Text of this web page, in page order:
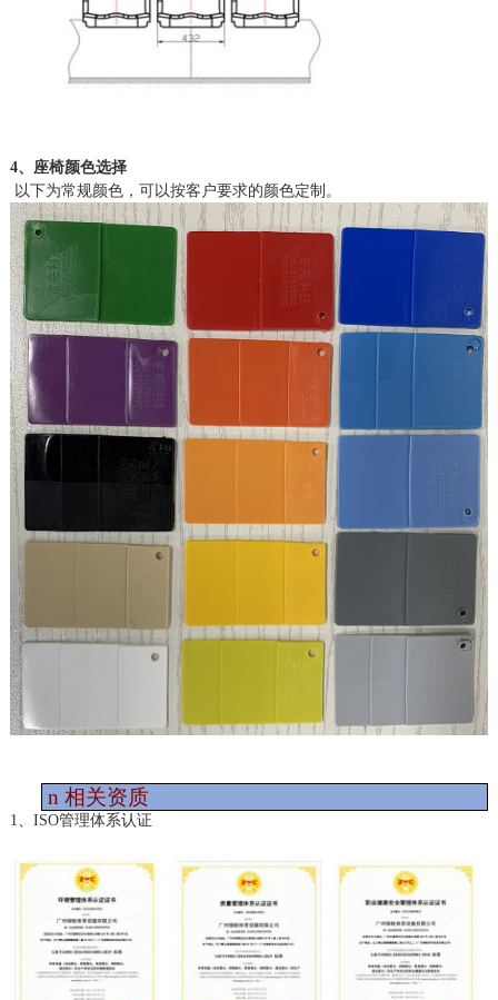
4、座椅颜色选择
以下为常规颜色，可以按客户要求的颜色定制。
n 相关资质
1、ISO管理体系认证